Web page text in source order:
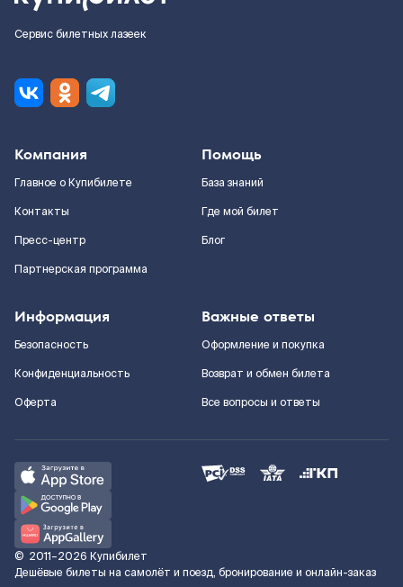
Сервис билетных лазеек
Компания
Главное о Купибилете
Контакты
Пресс-центр
Партнерская программа
Помощь
База знаний
Где мой билет
Блог
Информация
Безопасность
Конфиденциальность
Оферта
Важные ответы
Оформление и покупка
Возврат и обмен билета
Все вопросы и ответы
© 2011–2026 Купибилет
Дешёвые билеты на самолёт и поезд, бронирование и онлайн-заказ